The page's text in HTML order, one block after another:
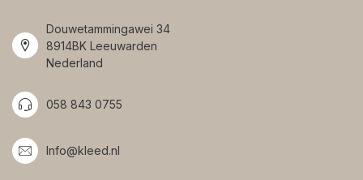
Douwetammingawei 34
8914BK Leeuwarden
Nederland
058 843 0755
Info@kleed.nl